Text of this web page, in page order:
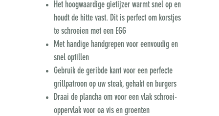
Het hoogwaardige gietijzer warmt snel op en
houdt de hitte vast. Dit is perfect om korstjes
te schroeien met een EGG
Met handige handgrepen voor eenvoudig en
snel optillen
Gebruik de geribde kant voor een perfecte
grillpatroon op uw steak, gehakt en burgers
Draai de plancha om voor een vlak schroei-
oppervlak voor oa vis en groenten